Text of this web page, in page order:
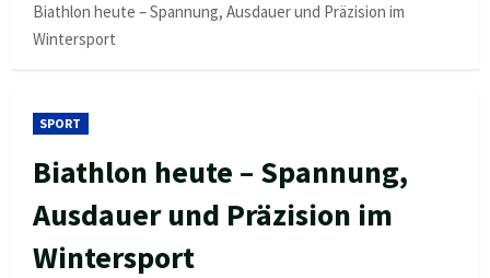
Biathlon heute – Spannung, Ausdauer und Präzision im
Wintersport
SPORT
Biathlon heute – Spannung,
Ausdauer und Präzision im
Wintersport